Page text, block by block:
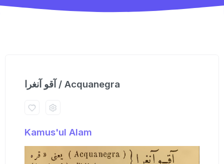
آقو آنغرا / Acquanegra
Kamus'ul Alam